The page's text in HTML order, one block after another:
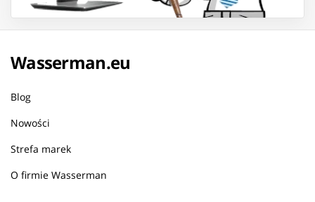
Wasserman.eu
Blog
Nowości
Strefa marek
O firmie Wasserman